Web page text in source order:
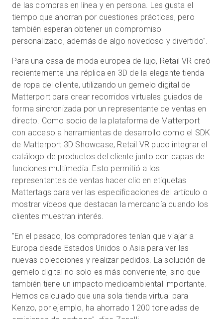
de las compras en línea y en persona. Les gusta el
tiempo que ahorran por cuestiones prácticas, pero
también esperan obtener un compromiso
personalizado, además de algo novedoso y divertido".
Para una casa de moda europea de lujo, Retail VR creó
recientemente una réplica en 3D de la elegante tienda
de ropa del cliente, utilizando un gemelo digital de
Matterport para crear recorridos virtuales guiados de
forma sincronizada por un representante de ventas en
directo. Como socio de la plataforma de Matterport
con acceso a herramientas de desarrollo como el SDK
de Matterport 3D Showcase, Retail VR pudo integrar el
catálogo de productos del cliente junto con capas de
funciones multimedia. Esto permitió a los
representantes de ventas hacer clic en etiquetas
Mattertags para ver las especificaciones del artículo o
mostrar vídeos que destacan la mercancía cuando los
clientes muestran interés.
"En el pasado, los compradores tenían que viajar a
Europa desde Estados Unidos o Asia para ver las
nuevas colecciones y realizar pedidos. La solución de
gemelo digital no solo es más conveniente, sino que
también tiene un impacto medioambiental importante.
Hemos calculado que una sola tienda virtual para
Kenzo, por ejemplo, ha ahorrado 1200 toneladas de